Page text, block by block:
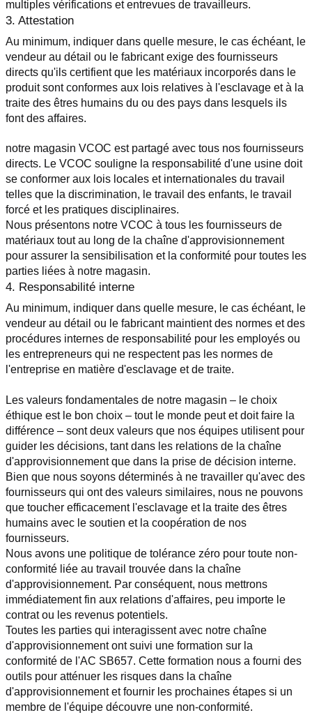
multiples vérifications et entrevues de travailleurs.
3. Attestation
Au minimum, indiquer dans quelle mesure, le cas échéant, le
vendeur au détail ou le fabricant exige des fournisseurs
directs qu'ils certifient que les matériaux incorporés dans le
produit sont conformes aux lois relatives à l'esclavage et à la
traite des êtres humains du ou des pays dans lesquels ils
font des affaires.
notre magasin VCOC est partagé avec tous nos fournisseurs
directs. Le VCOC souligne la responsabilité d'une usine doit
se conformer aux lois locales et internationales du travail
telles que la discrimination, le travail des enfants, le travail
forcé et les pratiques disciplinaires.
Nous présentons notre VCOC à tous les fournisseurs de
matériaux tout au long de la chaîne d'approvisionnement
pour assurer la sensibilisation et la conformité pour toutes les
parties liées à notre magasin.
4. Responsabilité interne
Au minimum, indiquer dans quelle mesure, le cas échéant, le
vendeur au détail ou le fabricant maintient des normes et des
procédures internes de responsabilité pour les employés ou
les entrepreneurs qui ne respectent pas les normes de
l'entreprise en matière d'esclavage et de traite.
Les valeurs fondamentales de notre magasin – le choix
éthique est le bon choix – tout le monde peut et doit faire la
différence – sont deux valeurs que nos équipes utilisent pour
guider les décisions, tant dans les relations de la chaîne
d'approvisionnement que dans la prise de décision interne.
Bien que nous soyons déterminés à ne travailler qu'avec des
fournisseurs qui ont des valeurs similaires, nous ne pouvons
que toucher efficacement l'esclavage et la traite des êtres
humains avec le soutien et la coopération de nos
fournisseurs.
Nous avons une politique de tolérance zéro pour toute non-
conformité liée au travail trouvée dans la chaîne
d'approvisionnement. Par conséquent, nous mettrons
immédiatement fin aux relations d'affaires, peu importe le
contrat ou les revenus potentiels.
Toutes les parties qui interagissent avec notre chaîne
d'approvisionnement ont suivi une formation sur la
conformité de l'AC SB657. Cette formation nous a fourni des
outils pour atténuer les risques dans la chaîne
d'approvisionnement et fournir les prochaines étapes si un
membre de l'équipe découvre une non-conformité.